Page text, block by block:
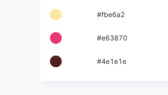
#fbe6a2
#e63870
#4e1e1e